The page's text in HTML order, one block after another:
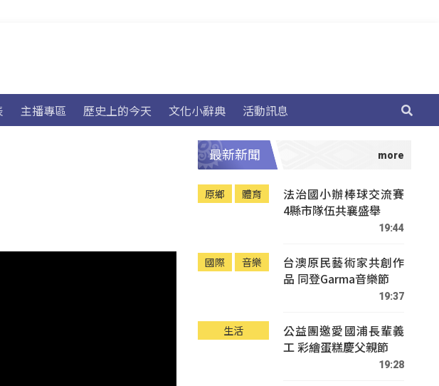
主播專區 歷史上的今天 文化小辭典 活動訊息
最新新聞
原鄉 體育
法治國小辦棒球交流賽
4縣市隊伍共襄盛舉
19:44
國際 音樂
台澳原民藝術家共創作
品 同登Garma音樂節
19:37
生活
公益團邀愛國浦長輩義
工 彩繪蛋糕慶父親節
19:28